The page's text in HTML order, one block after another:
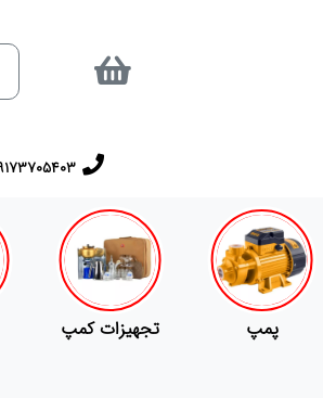
تجهیزات کمپ گجت